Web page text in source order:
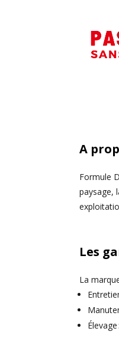
A
Formule
paysage,
Les
La